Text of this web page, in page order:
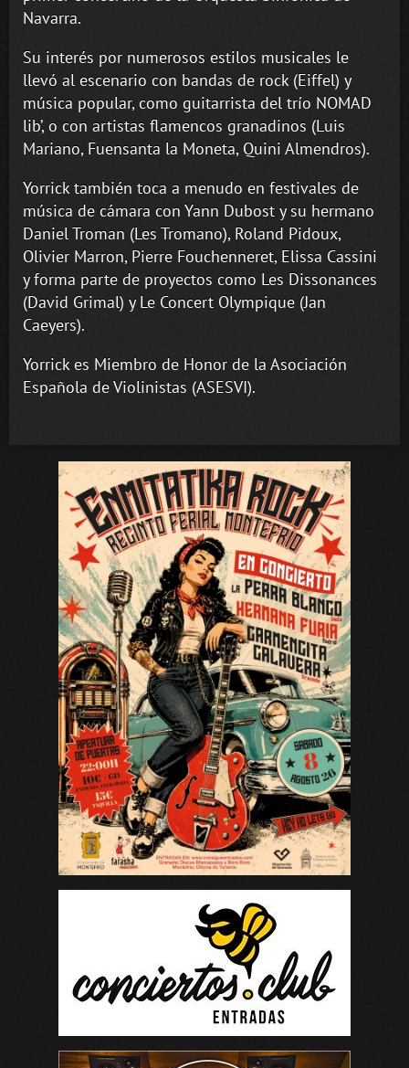
Navarra.
Su interés por numerosos estilos musicales le
llevó al escenario con bandas de rock (Eiffel) y
música popular, como guitarrista del trío NOMAD
lib’, o con artistas flamencos granadinos (Luis
Mariano, Fuensanta la Moneta, Quini Almendros).
Yorrick también toca a menudo en festivales de
música de cámara con Yann Dubost y su hermano
Daniel Troman (Les Tromano), Roland Pidoux,
Olivier Marron, Pierre Fouchenneret, Elissa Cassini
y forma parte de proyectos como Les Dissonances
(David Grimal) y Le Concert Olympique (Jan
Caeyers).
Yorrick es Miembro de Honor de la Asociación
Española de Violinistas (ASESVI).